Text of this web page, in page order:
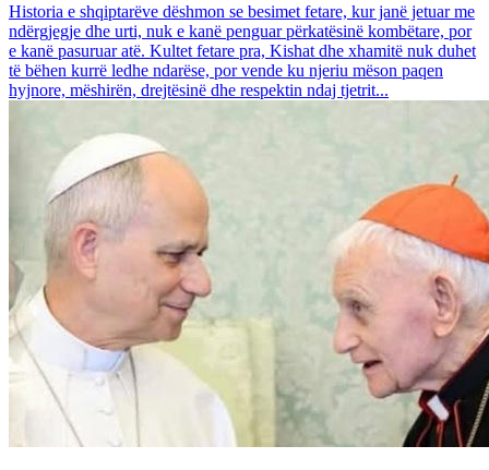
Historia e shqiptarëve dëshmon se besimet fetare, kur janë jetuar me
ndërgjegje dhe urti, nuk e kanë penguar përkatësinë kombëtare, por
e kanë pasuruar atë. Kultet fetare pra, Kishat dhe xhamitë nuk duhet
të bëhen kurrë ledhe ndarëse, por vende ku njeriu mëson paqen
hyjnore, mëshirën, drejtësinë dhe respektin ndaj tjetrit...